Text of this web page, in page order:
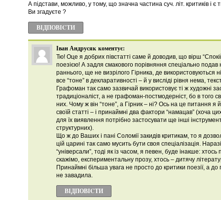
А підстави, можливо, у тому, що значна частина суч. літ. критиків і
Ви згадуєте ?
ВІДПОВІCТИ
Іван Андрусяк коментує:
Тю! Оце я добрих півстатті саме й доводив, що вірш
поезією! А задля смакового порівняння спеціально подав
раннього, ще не визрілого Гірника, де використовуються
все “тоне” в декларативності – й у висліді рівня нема,
Графоман так само зазвичай використовує ті ж художні
традиціоналіст, а не графоман-постмодерніст, бо в того
них. Чому ж він “тоне”, а Гірник – ні? Ось на це питання я
своїй статті – і принаймні два фактори “намацав” (хоча
для їх виявлення потрібно застосувати ще інші
структурних).
Що ж до Ваших і пані Соломії закидів критикам, то я
цій царині так само мусить бути своя спеціалізація.
“універсали”, тоді як із часом, я певен, буде інакше:
скажімо, експериментальну прозу, хтось – дитячу
Принаймні більша увага не просто до критики поезії, а до
не завадила.
ВІДПОВІCТИ